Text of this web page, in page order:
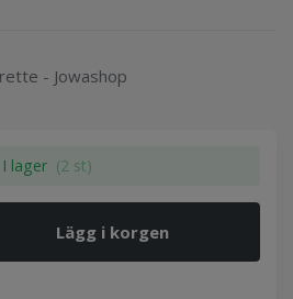
- Jowashop
I lager (2 st)
Lägg i korgen